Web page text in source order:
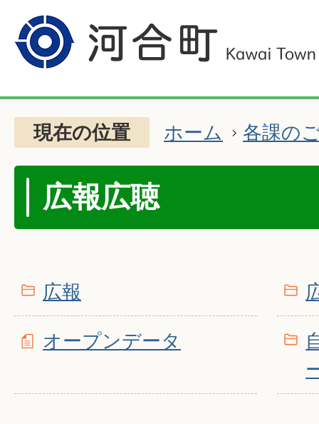
現在の位置 ホーム 各課の
広報広聴
広報
オープンデータ